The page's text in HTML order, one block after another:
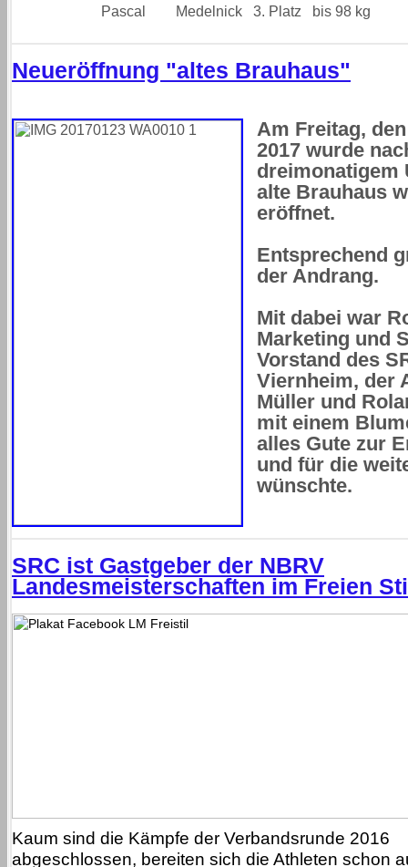
Pascal
Medelnick 3. Platz bis 98 kg
Neueröffnung "altes Brauhaus"
Am Freitag,
2017 wurde
dreimonatigem
alte Brauhaus
eröffnet.
Entsprechend
der Andrang.
Mit dabei war
Marketing und
Vorstand des
Viernheim, der
Müller und
mit einem
alles Gute zur
und für die
wünschte.
SRC ist Gastgeber der NBRV
Landesmeisterschaften im Freien
Kaum sind die Kämpfe der Verbandsrunde 2016
abgeschlossen, bereiten sich die Athleten schon